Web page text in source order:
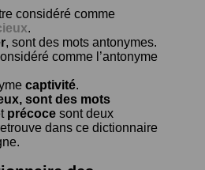
considéré comme
.
, sont des mots antonymes.
comme l’antonyme
captivité.
, sont des mots
précoce sont deux
dans ce dictionnaire